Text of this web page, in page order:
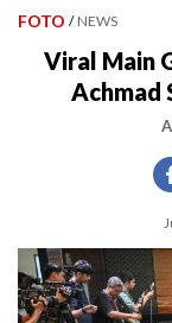
FOTO / NEWS
Viral Main
Achmad